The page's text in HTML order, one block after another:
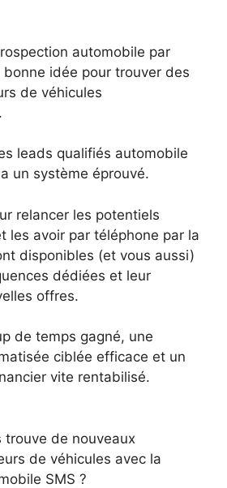
automobile par
bonne idée pour trouver des
de véhicules
leads qualifiés automobile
un système éprouvé.
relancer les potentiels
les avoir par téléphone par la
disponibles (et vous aussi)
dédiées et leur
offres.
de temps gagné, une
ciblée efficace et un
vite rentabilisé.
trouve de nouveaux
de véhicules avec la
SMS ?